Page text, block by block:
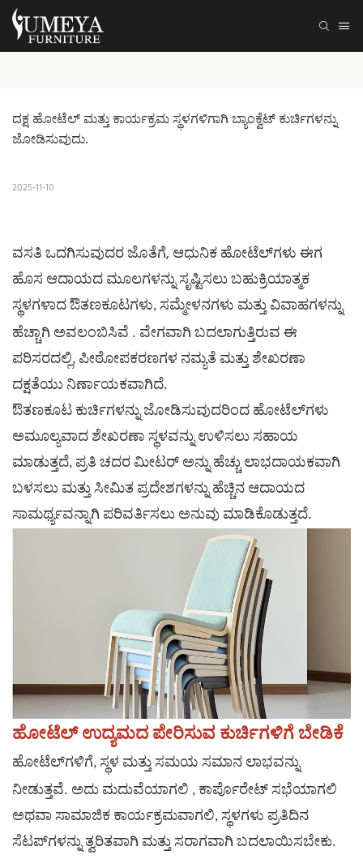
ದಕ್ಷ ಹೋಟೆಲ್ ಮತ್ತು ಕಾರ್ಯಕ್ರಮ ಸ್ಥಳಗಳಿಗಾಗಿ ಬ್ಯಾಂಕ್ವೆಟ್ ಕುರ್ಚಿಗಳನ್ನು
ಜೋಡಿಸುವುದು.
2025-11-10
ವಸತಿ ಒದಗಿಸುವುದರ ಜೊತೆಗೆ, ಆಧುನಿಕ ಹೋಟೆಲ್‌ಗಳು ಈಗ
ಹೊಸ ಆದಾಯದ ಮೂಲಗಳನ್ನು ಸೃಷ್ಟಿಸಲು ಬಹುಕ್ರಿಯಾತ್ಮಕ
ಸ್ಥಳಗಳಾದ ಔತಣಕೂಟಗಳು, ಸಮ್ಮೇಳನಗಳು ಮತ್ತು ವಿವಾಹಗಳನ್ನು
ಹೆಚ್ಚಾಗಿ ಅವಲಂಬಿಸಿವೆ . ವೇಗವಾಗಿ ಬದಲಾಗುತ್ತಿರುವ ಈ
ಪರಿಸರದಲ್ಲಿ, ಪೀಠೋಪಕರಣಗಳ ನಮ್ಯತೆ ಮತ್ತು ಶೇಖರಣಾ
ದಕ್ಷತೆಯು ನಿರ್ಣಾಯಕವಾಗಿದೆ.
ಔತಣಕೂಟ ಕುರ್ಚಿಗಳನ್ನು ಜೋಡಿಸುವುದರಿಂದ ಹೋಟೆಲ್‌ಗಳು
ಅಮೂಲ್ಯವಾದ ಶೇಖರಣಾ ಸ್ಥಳವನ್ನು ಉಳಿಸಲು ಸಹಾಯ
ಮಾಡುತ್ತದೆ, ಪ್ರತಿ ಚದರ ಮೀಟರ್ ಅನ್ನು ಹೆಚ್ಚು ಲಾಭದಾಯಕವಾಗಿ
ಬಳಸಲು ಮತ್ತು ಸೀಮಿತ ಪ್ರದೇಶಗಳನ್ನು ಹೆಚ್ಚಿನ ಆದಾಯದ
ಸಾಮರ್ಥ್ಯವನ್ನಾಗಿ ಪರಿವರ್ತಿಸಲು ಅನುವು ಮಾಡಿಕೊಡುತ್ತದೆ.
ಹೋಟೆಲ್ ಉದ್ಯಮದ ಪೇರಿಸುವ ಕುರ್ಚಿಗಳಿಗೆ ಬೇಡಿಕೆ
ಹೋಟೆಲ್‌ಗಳಿಗೆ, ಸ್ಥಳ ಮತ್ತು ಸಮಯ ಸಮಾನ ಲಾಭವನ್ನು
ನೀಡುತ್ತವೆ. ಅದು ಮದುವೆಯಾಗಲಿ , ಕಾರ್ಪೊರೇಟ್ ಸಭೆಯಾಗಲಿ
ಅಥವಾ ಸಾಮಾಜಿಕ ಕಾರ್ಯಕ್ರಮವಾಗಲಿ, ಸ್ಥಳಗಳು ಪ್ರತಿದಿನ
ಸೆಟಪ್‌ಗಳನ್ನು ತ್ವರಿತವಾಗಿ ಮತ್ತು ಸರಾಗವಾಗಿ ಬದಲಾಯಿಸಬೇಕು.